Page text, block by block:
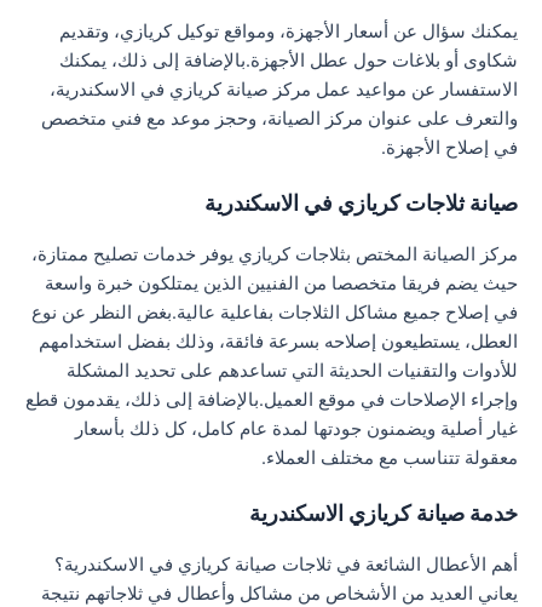
يمكنك سؤال عن أسعار الأجهزة، ومواقع توكيل كريازي، وتقديم
شكاوى أو بلاغات حول عطل الأجهزة.بالإضافة إلى ذلك، يمكنك
الاستفسار عن مواعيد عمل مركز صيانة كريازي في الاسكندرية،
والتعرف على عنوان مركز الصيانة، وحجز موعد مع فني متخصص
في إصلاح الأجهزة.
صيانة ثلاجات كريازي في الاسكندرية
مركز الصيانة المختص بثلاجات كريازي يوفر خدمات تصليح ممتازة،
حيث يضم فريقا متخصصا من الفنيين الذين يمتلكون خبرة واسعة
في إصلاح جميع مشاكل الثلاجات بفاعلية عالية.بغض النظر عن نوع
العطل، يستطيعون إصلاحه بسرعة فائقة، وذلك بفضل استخدامهم
للأدوات والتقنيات الحديثة التي تساعدهم على تحديد المشكلة
وإجراء الإصلاحات في موقع العميل.بالإضافة إلى ذلك، يقدمون قطع
غيار أصلية ويضمنون جودتها لمدة عام كامل، كل ذلك بأسعار
معقولة تتناسب مع مختلف العملاء.
خدمة صيانة كريازي الاسكندرية
أهم الأعطال الشائعة في ثلاجات صيانة كريازي في الاسكندرية؟
يعاني العديد من الأشخاص من مشاكل وأعطال في ثلاجاتهم نتيجة